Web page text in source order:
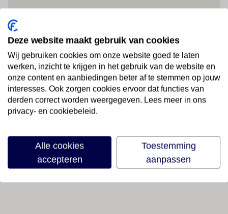
Deze website maakt gebruik van cookies
Wij gebruiken cookies om onze website goed te laten
werken, inzicht te krijgen in het gebruik van de website en
onze content en aanbiedingen beter af te stemmen op jouw
interesses. Ook zorgen cookies ervoor dat functies van
derden correct worden weergegeven. Lees meer in ons
privacy- en cookiebeleid.
Alle cookies
accepteren
Toestemming
aanpassen